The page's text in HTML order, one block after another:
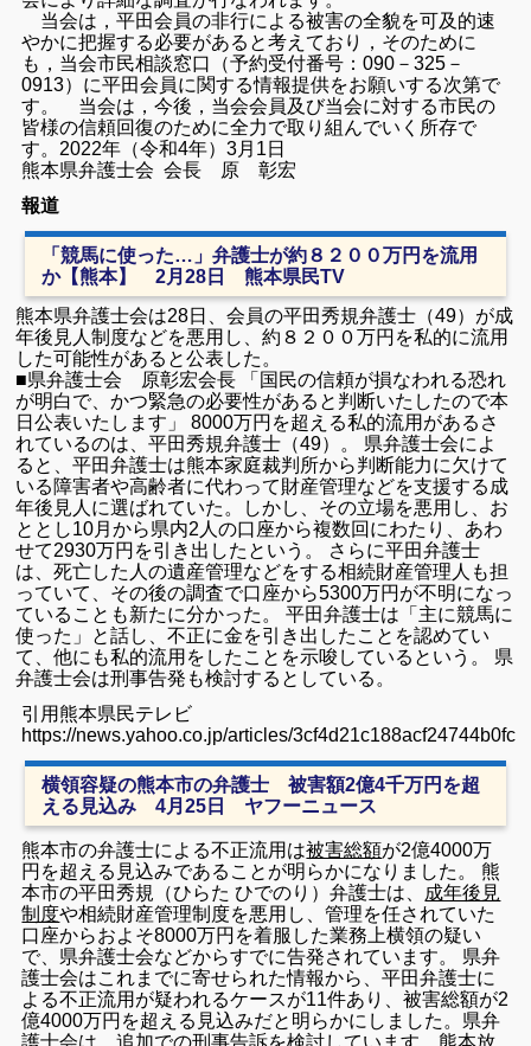
当会は，平田会員の非行による被害の全貌を可及的速
やかに把握する必要があると考えており，そのために
も，当会市民相談窓口（予約受付番号：090－325－
0913）に平田会員に関する情報提供をお願いする次第で
す。
当会は，今後，当会会員及び当会に対する市民の
皆様の信頼回復のために全力で取り組んでいく所存で
す。 2022年（令和4年）3月1日
熊本県弁護士会 会長 原 彰宏
報道
「競馬に使った…」弁護士が約８２００万円を流用
か【熊本】 2月28日 熊本県民TV
熊本県弁護士会は28日、会員の平田秀規弁護士（49）が成
年後見人制度などを悪用し、約８２００万円を私的に流用
した可能性があると公表した。
■県弁護士会 原彰宏会長 「国民の信頼が損なわれる恐れ
が明白で、かつ緊急の必要性があると判断いたしたので本
日公表いたします」 8000万円を超える私的流用があるさ
れているのは、平田秀規弁護士（49）。 県弁護士会によ
ると、平田弁護士は熊本家庭裁判所から判断能力に欠けて
いる障害者や高齢者に代わって財産管理などを支援する成
年後見人に選ばれていた。しかし、その立場を悪用し、お
ととし10月から県内2人の口座から複数回にわたり、あわ
せて2930万円を引き出したという。 さらに平田弁護士
は、死亡した人の遺産管理などをする相続財産管理人も担
っていて、その後の調査で口座から5300万円が不明になっ
ていることも新たに分かった。 平田弁護士は「主に競馬に
使った」と話し、不正に金を引き出したことを認めてい
て、他にも私的流用をしたことを示唆しているという。 県
弁護士会は刑事告発も検討するとしている。
引用熊本県民テレビ
https://news.yahoo.co.jp/articles/
横領容疑の熊本市の弁護士 被害額2億4千万円を超
える見込み 4月25日 ヤフーニュース
熊本市の弁護士による不正流用は被害総額が2億4000万
円を超える見込みであることが明らかになりました。 熊
本市の平田秀規（ひらた ひでのり）弁護士は、 成年後見
制度や相続財産管理制度を悪用し、管理を任されていた
口座からおよそ8000万円を着服した業務上横領の疑い
で、県弁護士会などからすでに告発されています。 県弁
護士会はこれまでに寄せられた情報から、平田弁護士に
よる不正流用が疑われるケースが11件あり、被害総額が2
億4000万円を超える見込みだと明らかにしました。県弁
護士会は、追加での刑事告訴を検討しています。熊本放